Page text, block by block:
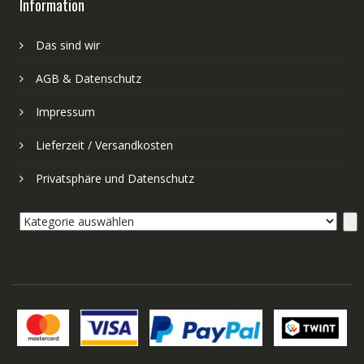
Information
Das sind wir
AGB & Datenschutz
Impressum
Lieferzeit / Versandkosten
Privatsphäre und Datenschutz
Kategorie